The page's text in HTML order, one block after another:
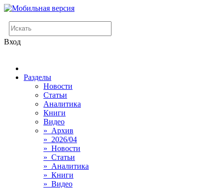
Вход
Разделы
Новости
Статьи
Аналитика
Книги
Видео
» Архив
» 2026/04
» Новости
» Статьи
» Аналитика
» Книги
» Видео